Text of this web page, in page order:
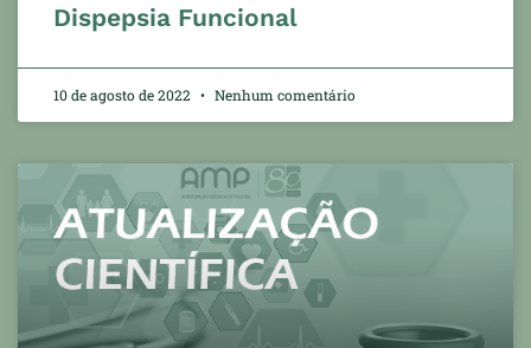
Dispepsia Funcional
10 de agosto de 2022 Nenhum comentário